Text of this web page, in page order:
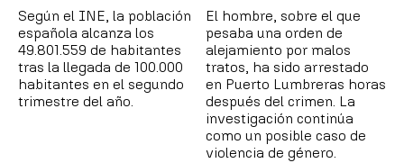
Según el INE, la población
española alcanza los
49.801.559 de habitantes
tras la llegada de 100.000
habitantes en el segundo
trimestre del año.
El hombre, sobre el que
pesaba una orden de
alejamiento por malos
tratos, ha sido arrestado
en Puerto Lumbreras horas
después del crimen. La
investigación continúa
como un posible caso de
violencia de género.